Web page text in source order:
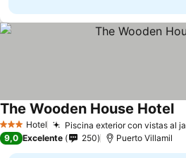
3 Estrellas
Hotel Piscina exterior con vistas al
The Wooden House Hotel
9,0 Excelente 250 Puerto Villamil